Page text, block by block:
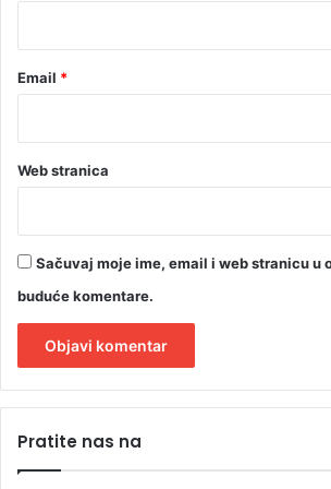
Email *
Web stranica
Sačuvaj moje ime, email i web stranicu u
buduće komentare.
tPratite nas na